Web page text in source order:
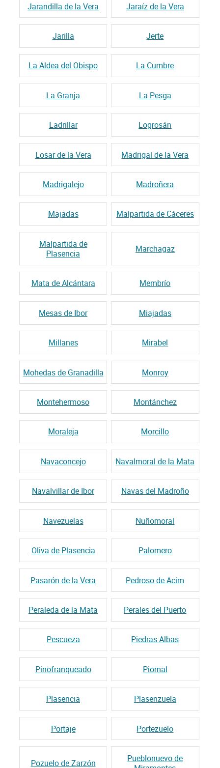
Jarandilla de la Vera Jaraíz de la Vera
Jarilla Jerte
La Aldea del Obispo La Cumbre
La Granja La Pesga
Ladrillar Logrosán
Losar de la Vera Madrigal de la Vera
Madrigalejo Madroñera
Majadas Malpartida de Cáceres
Malpartida de
Plasencia
Marchagaz
Mata de Alcántara Membrío
Mesas de Ibor Miajadas
Millanes Mirabel
Mohedas de Granadilla Monroy
Montehermoso Montánchez
Moraleja Morcillo
Navaconcejo Navalmoral de la Mata
Navalvillar de Ibor Navas del Madroño
Navezuelas Nuñomoral
Oliva de Plasencia Palomero
Pasarón de la Vera Pedroso de Acim
Peraleda de la Mata Perales del Puerto
Pescueza Piedras Albas
Pinofranqueado Piornal
Plasencia Plasenzuela
Portaje Portezuelo
Pozuelo de Zarzón
Pueblonuevo de